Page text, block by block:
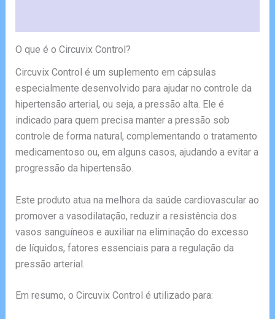
O que é o Circuvix Control?
Circuvix Control é um suplemento em cápsulas
especialmente desenvolvido para ajudar no controle da
hipertensão arterial, ou seja, a pressão alta. Ele é
indicado para quem precisa manter a pressão sob
controle de forma natural, complementando o tratamento
medicamentoso ou, em alguns casos, ajudando a evitar a
progressão da hipertensão.
Este produto atua na melhora da saúde cardiovascular ao
promover a vasodilatação, reduzir a resistência dos
vasos sanguíneos e auxiliar na eliminação do excesso
de líquidos, fatores essenciais para a regulação da
pressão arterial.
Em resumo, o Circuvix Control é utilizado para: